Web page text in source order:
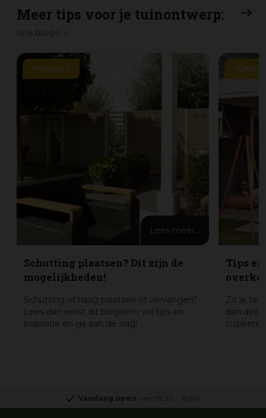
Meer tips voor je tuinontwerp:
Schutting plaatsen? Dit zijn de
mogelijkheden!
TUINHOUT
Schutting of haag plaatsen of vervangen?
Lees dan eerst dit blogitem vol tips en
inspiratie en ga aan de slag!
Lees meer...
Tips
Zit je te
dan
Vandaag open van 09:30 18:00